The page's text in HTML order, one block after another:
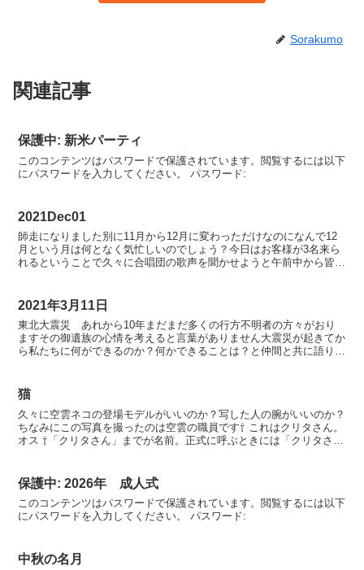
Sorakumo
関連記事
保護中: 新米パーティ
このコンテンツはパスワードで保護されています。閲覧するには以下
にパスワードを入力してください。 パスワード:
2021Dec01
師走になりました別に11月から12月に変わっただけなのになんで12
月という月は何となく気忙しいのでしょう？今日はお客様が3名来ら
れるということで久々に合唱団の歌声を聞かせようと午前中から皆気
2021年3月11日
東北大震災 あれから10年まだまだ多くの行方不明者の方々がおり
ますその御遺族の心情を考えると言葉がありません大震災が起きてか
ら私たちに何ができるのか？何かできることは？と仲間と共に語り合
猫
久々に空雲ネコの登場モデルがいいのか？写した人の腕がいいのか？
ちなみにこの写真を撮ったのは空雲の職員です⇧ これはクリタさん。
オス ⇧「クリタさん」までが名前。正式に呼ぶときには「クリタさ
保護中: 2026年 成人式
このコンテンツはパスワードで保護されています。閲覧するには以下
にパスワードを入力してください。 パスワード:
中秋の名月